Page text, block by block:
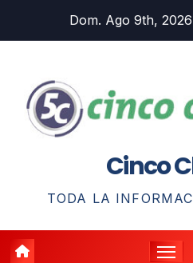
Dom. Ago 9th, 2026
Cinco
TODA LA